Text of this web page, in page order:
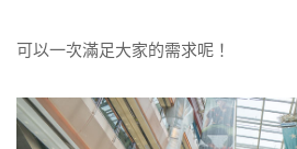
可以一次滿足大家的需求呢！